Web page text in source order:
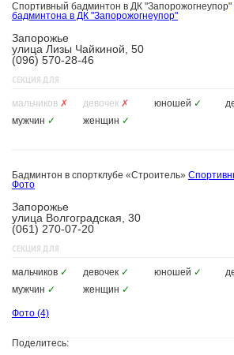
Спортивный бадминтон в ДК "Запорожогнеупор"
бадминтона в ДК "Запорожогнеупор"
Запорожье
улица Лизы Чайкиной, 50
(096) 570-28-46
СЕКЦИЯ ДЛЯ
мальчиков ✗ девочек ✗ юношей ✓
мужчин ✓ женщин ✓
Бадминтон в спортклубе «Строитель»
Фото
Запорожье
улица Волгоградская, 30
(061) 270-07-20
СЕКЦИЯ ДЛЯ
мальчиков ✓ девочек ✓ юношей ✓
мужчин ✓ женщин ✓
Фото (4)
Поделитесь: